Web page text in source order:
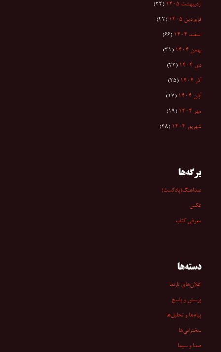
اردیبهشت ۱۴۰۵ (۲۲)
فروردین ۱۴۰۵ (۴۲)
اسفند ۱۴۰۴ (۶۶)
بهمن ۱۴۰۴ (۳۱)
دی ۱۴۰۴ (۲۲)
آذر ۱۴۰۴ (۲۵)
آبان ۱۴۰۴ (۱۷)
مهر ۱۴۰۴ (۱۹)
شهریور ۱۴۰۴ (۲۸)
برگه‌ها
صداهنگ(پادکست)
عکس
معرفی کتاب
دسته‌ها
اعلان‌های تارنما
پرسش و پاسخ
پیام‌ها و تحلیل‌ها
سخنرانی‏‏‌ها
صدا و سیما